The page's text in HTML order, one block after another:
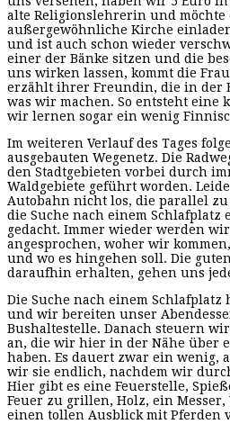
alte Religionslehrerin und möchte
außergewöhnliche Kirche
und ist auch schon wieder
einer der Bänke sitzen und die
uns wirken lassen, kommt die
erzählt ihrer Freundin, die in der
was wir machen. So entsteht eine
wir lernen sogar ein wenig
Im weiteren Verlauf des Tages
ausgebauten Wegenetz. Die
den Stadtgebieten vorbei durch
Waldgebiete geführt worden.
Autobahn nicht los, die parallel
die Suche nach einem Schlafplatz
gedacht. Immer wieder werden
angesprochen, woher wir
und wo es hingehen soll. Die
daraufhin erhalten, gehen uns
Die Suche nach einem
und wir bereiten unser
Bushaltestelle. Danach steuern
an, die wir hier in der Nähe über
haben. Es dauert zwar ein wenig,
wir sie endlich, nachdem wir
Hier gibt es eine Feuerstelle,
Feuer zu grillen, Holz, ein Messer,
einen tollen Ausblick mit Pferden